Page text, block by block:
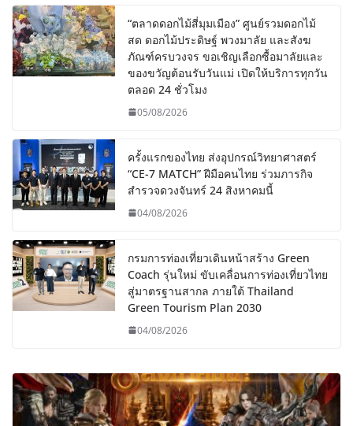
“ตลาดดอกไม้สี่มุมเมือง” ศูนย์รวมดอกไม้
สด ดอกไม้ประดิษฐ์ พวงมาลัย และสังฆ
ภัณฑ์ครบวงจร ขอเชิญเลือกซื้อมาลัยและ
ของขวัญต้อนรับวันแม่ เปิดให้บริการทุกวัน
ตลอด 24 ชั่วโมง
05/08/2026
ครั้งแรกของไทย ส่งอุปกรณ์วิทยาศาสตร์
“CE-7 MATCH” ฝีมือคนไทย ร่วมภารกิจ
สำรวจดวงจันทร์ 24 สิงหาคมนี้
04/08/2026
กรมการท่องเที่ยวเดินหน้าสร้าง Green
Coach รุ่นใหม่ ขับเคลื่อนการท่องเที่ยวไทย
สู่มาตรฐานสากล ภายใต้ Thailand
Green Tourism Plan 2030
04/08/2026